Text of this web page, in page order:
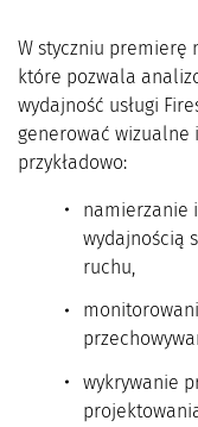
W styczniu premierę
które pozwala
wydajność usługi
generować wizualne
przykładowo:
namierzanie
wydajnością
ruchu,
wykrywanie